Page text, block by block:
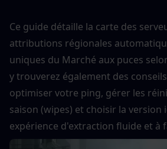
Ce guide détaille la carte des
attributions régionales
uniques du Marché aux puces
y trouverez également des
optimiser votre ping, gérer les
saison (wipes) et choisir la version
expérience d'extraction fluide et à